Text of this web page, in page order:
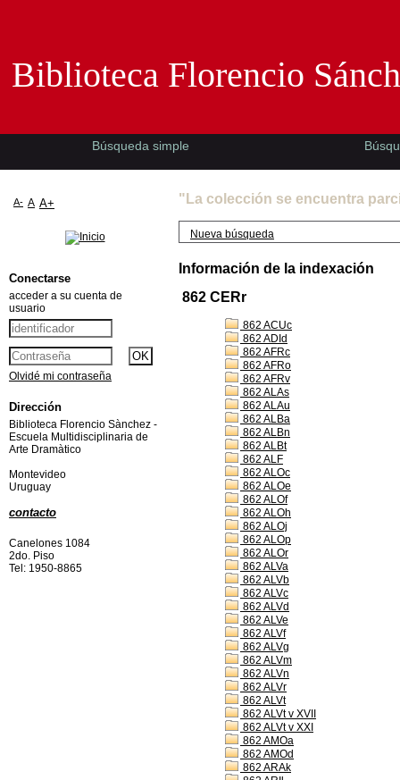
"La colección se encuentra
Nueva búsqueda
Información de la indexación
862 CERr
862 ACUc
862 ADId
862 AFRc
862 AFRo
862 AFRv
862 ALAs
862 ALAu
862 ALBa
862 ALBn
862 ALBt
862 ALF
862 ALOc
862 ALOe
862 ALOf
862 ALOh
862 ALOj
862 ALOp
862 ALOr
862 ALVa
862 ALVb
862 ALVc
862 ALVd
862 ALVe
862 ALVf
862 ALVg
862 ALVm
862 ALVn
862 ALVr
862 ALVt
862 ALVt v XVII
862 ALVt v XXI
862 AMOa
862 AMOd
862 ARAk
Biblioteca Florencio
Búsqueda simple
A- A A+
Conectarse
acceder a su cuenta de
usuario
Olvidé mi contraseña
Dirección
Biblioteca Florencio Sànchez -
Escuela Multidisciplinaria de
Arte Dramàtico
Montevideo
Uruguay
contacto
Canelones 1084
2do. Piso
Tel: 1950-8865